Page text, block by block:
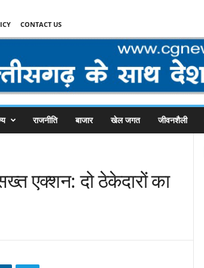
CONTACT US
राजनीति बाजार खेल जगत जीवनशैली
एक्शन: दो ठेकेदारों का